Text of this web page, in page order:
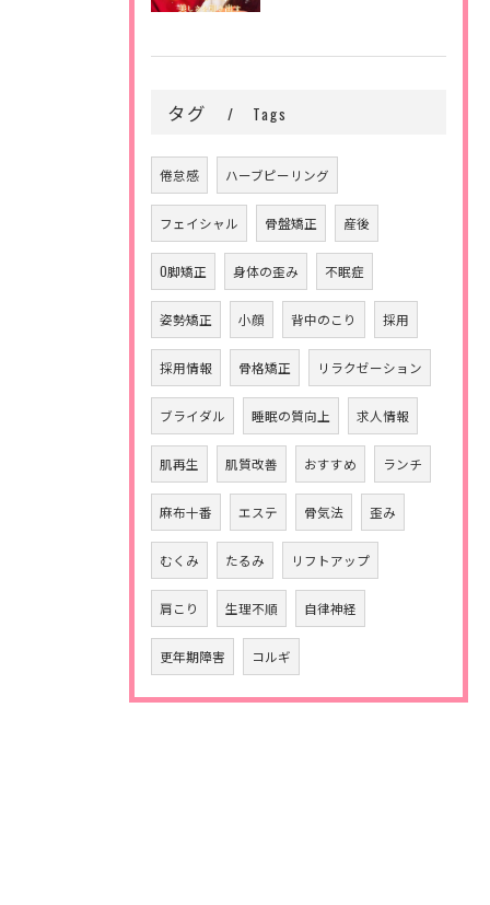
タグ Tags
倦怠感 ハーブピーリング
フェイシャル 骨盤矯正 産後
O脚矯正 身体の歪み 不眠症
姿勢矯正 小顔 背中のこり 採用
採用情報 骨格矯正 リラクゼーション
ブライダル 睡眠の質向上 求人情報
肌再生 肌質改善 おすすめ ランチ
麻布十番 エステ 骨気法 歪み
むくみ たるみ リフトアップ
肩こり 生理不順 自律神経
更年期障害 コルギ